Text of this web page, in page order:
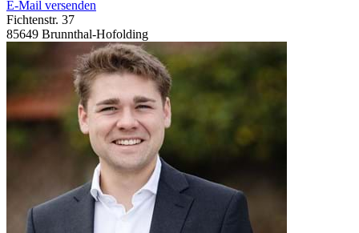
E-Mail versenden
Fichtenstr. 37
85649 Brunnthal-Hofolding